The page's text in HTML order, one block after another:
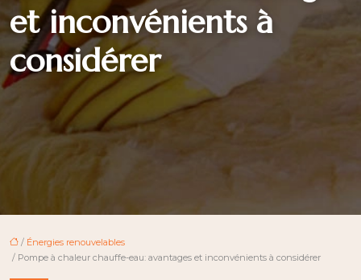
et inconvénients à
considérer
/ Énergies renouvelables
/ Pompe à chaleur chauffe-eau: avantages et inconvénients à considérer